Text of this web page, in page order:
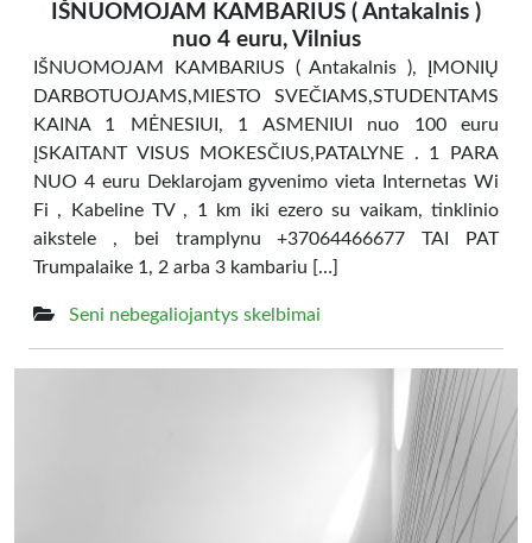
IŠNUOMOJAM KAMBARIUS ( Antakalnis )
nuo 4 euru, Vilnius
IŠNUOMOJAM KAMBARIUS ( Antakalnis ), ĮMONIŲ
DARBOTUOJAMS,MIESTO SVEČIAMS,STUDENTAMS
KAINA 1 MĖNESIUI, 1 ASMENIUI nuo 100 euru
ĮSKAITANT VISUS MOKESČIUS,PATALYNE . 1 PARA
NUO 4 euru Deklarojam gyvenimo vieta Internetas Wi
Fi , Kabeline TV , 1 km iki ezero su vaikam, tinklinio
aikstele , bei tramplynu +37064466677 TAI PAT
Trumpalaike 1, 2 arba 3 kambariu […]
Seni nebegaliojantys skelbimai